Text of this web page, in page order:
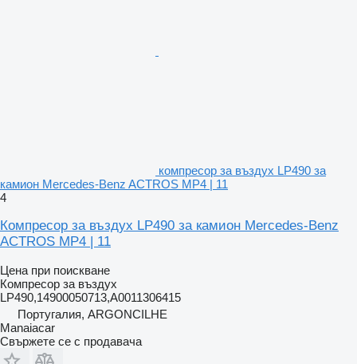
компресор за въздух LP490 за
камион Mercedes-Benz ACTROS MP4 | 11
4
Компресор за въздух LP490 за камион Mercedes-Benz
ACTROS MP4 | 11
Цена при поискване
Компресор за въздух
LP490,14900050713,A0011306415
Португалия, ARGONCILHE
Manaiacar
Свържете се с продавача